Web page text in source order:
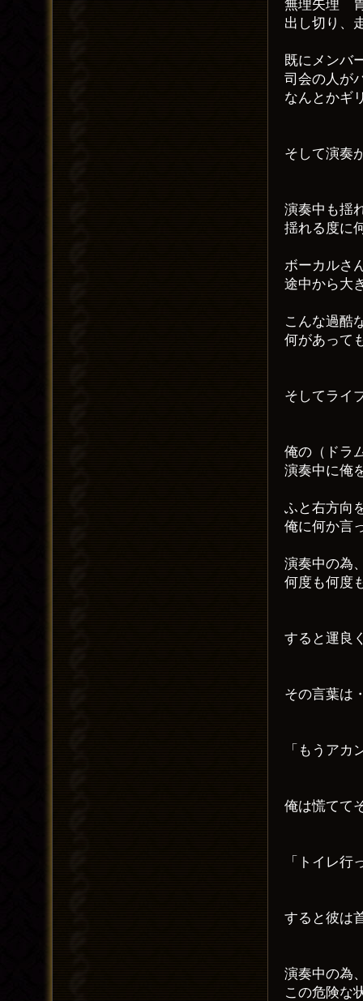
無理矢理
出し切り、
既にメンバ
司会の人が
なんとかギ
そして演奏
演奏中も揺
揺れる度に
ボーカルさ
途中から大
こんな過酷
何があって
そしてライ
俺の（ドラ
演奏中に俺
ふと右方向
俺に何か言
演奏中の為
何度も何度
すると運良
その言葉は
「もうアカ
俺は慌てて
「トイレ行
すると彼は
演奏中の為
この危険な